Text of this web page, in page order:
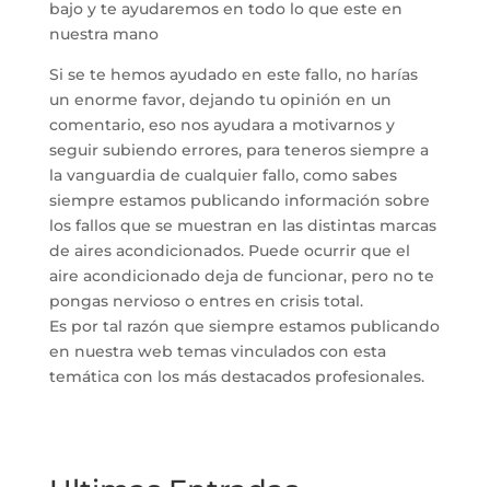
bajo y te ayudaremos en todo lo que este en
nuestra mano
Si se te hemos ayudado en este fallo, no harías
un enorme favor, dejando tu opinión en un
comentario, eso nos ayudara a motivarnos y
seguir subiendo errores, para teneros siempre a
la vanguardia de cualquier fallo, como sabes
siempre estamos publicando información sobre
los fallos que se muestran en las distintas marcas
de aires acondicionados. Puede ocurrir que el
aire acondicionado deja de funcionar, pero no te
pongas nervioso o entres en crisis total.
Es por tal razón que siempre estamos publicando
en nuestra web temas vinculados con esta
temática con los más destacados profesionales.